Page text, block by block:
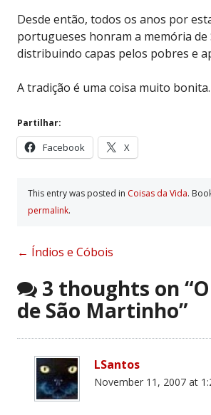
Desde então, todos os anos por
portugueses honram a memória
distribuindo capas pelos pobres e
A tradição é uma coisa muito
Partilhar:
Facebook X
This entry was posted in Coisas da Vida.
permalink.
Post
navigation
← Índios e Cóbois
3 thoughts on “
de São Martinho”
LSantos
November 11, 2007 at